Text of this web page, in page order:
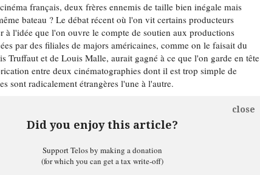
français, deux frères ennemis de taille bien inégale mais
bateau ? Le débat récent où l'on vit certains producteurs
à l'idée que l'on ouvre le compte de soutien aux productions
par des filiales de majors américaines, comme on le faisait du
Truffaut et de Louis Malle, aurait gagné à ce que l'on garde en tête
entre deux cinématographies dont il est trop simple de
sont radicalement étrangères l'une à l'autre.
Did you enjoy this article?
close
Support Telos by making a donation
(for which you can get a tax write-off)